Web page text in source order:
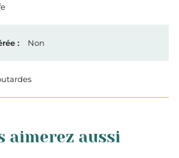
Non
aimerez aussi